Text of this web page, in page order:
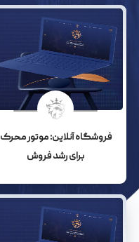
فروشگاه آنلاین: موتور محرک
برای رشد فروش